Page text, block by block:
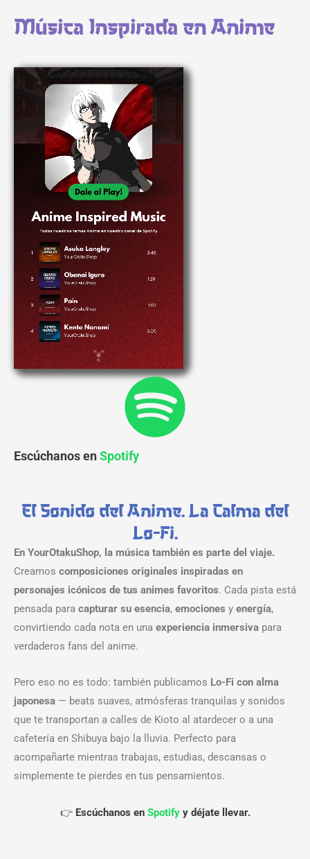
Música Inspirada en Anime
Escúchanos enSpotify
El Sonido del Anime. La Calma del
Lo-Fi.
En YourOtakuShop, la música también es parte del viaje.
Creamos composiciones originales inspiradas en
personajes icónicos de tus animes favoritos. Cada pista está
pensada para capturar su esencia, emociones y energía,
convirtiendo cada nota en una experiencia inmersiva para
verdaderos fans del anime.
Pero eso no es todo: también publicamos Lo-Fi con alma
japonesa — beats suaves, atmósferas tranquilas y sonidos
que te transportan a calles de Kioto al atardecer o a una
cafetería en Shibuya bajo la lluvia. Perfecto para
acompañarte mientras trabajas, estudias, descansas o
simplemente te pierdes en tus pensamientos.
👉Escúchanos en Spotifyy déjate llevar.